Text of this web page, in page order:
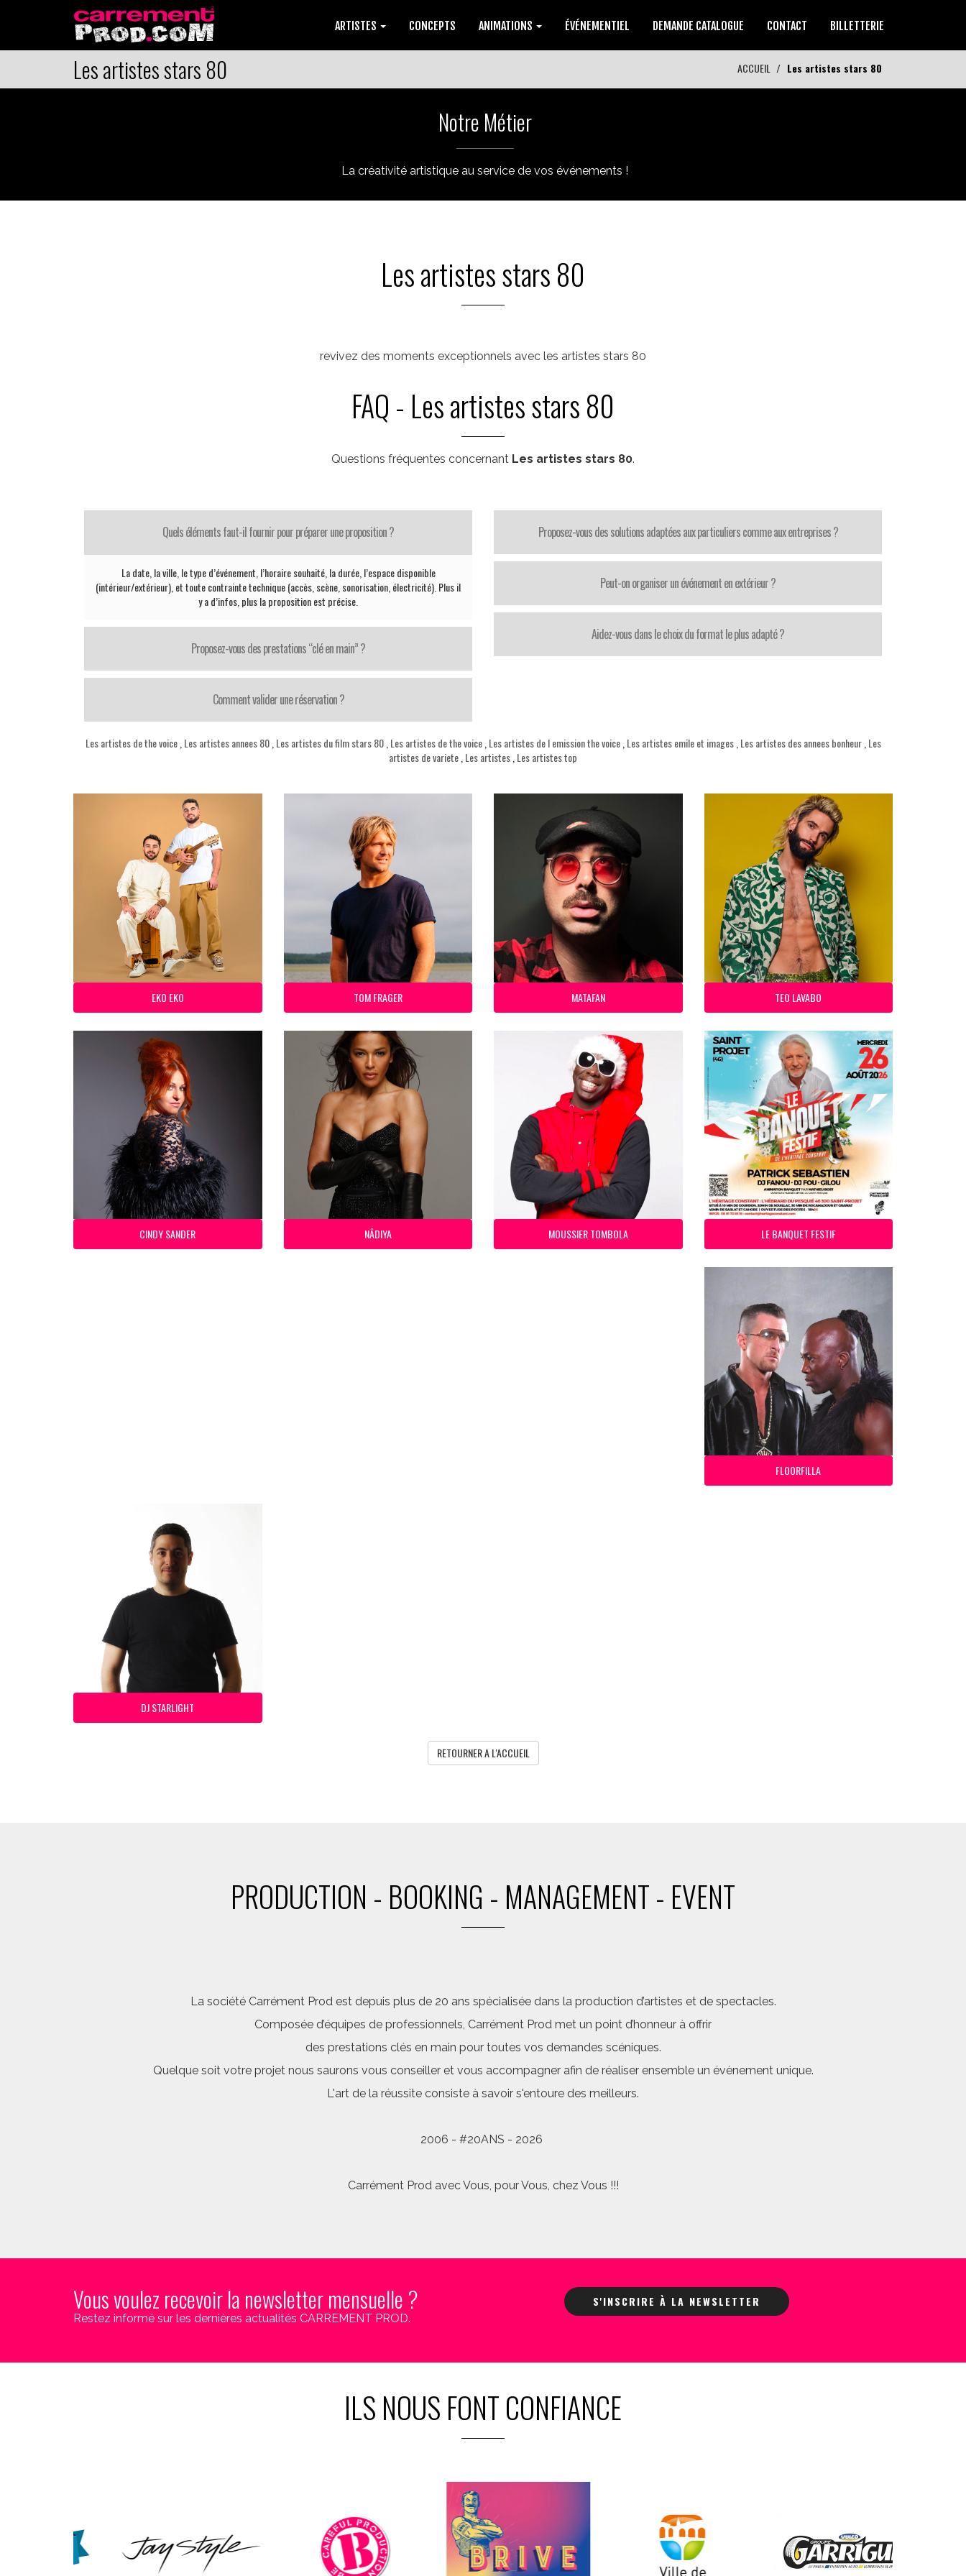
ARTISTES CONCEPTS ANIMATIONS ÉVÉNEMENTIEL DEMANDE CATALOGUE CONTACT BILLETTERIE
Les artistes stars 80 ACCUEIL Les artistes stars 80
Notre Métier
La créativité artistique au service de vos événements !
Les artistes stars 80
revivez des moments exceptionnels avec les artistes stars 80
FAQ - Les artistes stars 80
Questions fréquentes concernant Les artistes stars 80.
Quels éléments faut-il fournir pour préparer une proposition ?
La date, la ville, le type d’événement, l’horaire souhaité, la durée, l’espace disponible
(intérieur/extérieur), et toute contrainte technique (accès, scène, sonorisation, électricité). Plus il
y a d’infos, plus la proposition est précise.
Proposez-vous des prestations “clé en main” ?
Comment valider une réservation ?
Proposez-vous des solutions adaptées aux particuliers comme aux entreprises ?
Peut-on organiser un événement en extérieur ?
Aidez-vous dans le choix du format le plus adapté ?
Les artistes de the voice Les artistes annees 80, Les artistes du film stars 80, Les artistes de the voice, Les artistes de l emission the voice, Les artistes emile et images, Les artistes des annees bonheur, Les
artistes de variete Les artistes Les artistes top
EKO EKO TOM FRAGER MATAFAN TEO LAVABO
CINDY SANDER NÂDIYA MOUSSIER TOMBOLA LE BANQUET FESTIF
FLOORFILLA
DJ STARLIGHT
RETOURNER A L'ACCUEIL
PRODUCTION - BOOKING - MANAGEMENT - EVENT
La société Carrément Prod est depuis plus de 20 ans spécialisée dans la production d’artistes et de spectacles.
Composée d’équipes de professionnels, Carrément Prod met un point d’honneur à offrir
des prestations clés en main pour toutes vos demandes scéniques.
Quelque soit votre projet nous saurons vous conseiller et vous accompagner afin de réaliser ensemble un évènement unique.
L'art de la réussite consiste à savoir s'entoure des meilleurs.
2006 - #20ANS - 2026
Carrément Prod avec Vous, pour Vous, chez Vous !!!
Vous voulez recevoir la newsletter mensuelle ?
Restez informé sur les dernières actualités CARREMENT PROD.
S'INSCRIRE À LA NEWSLETTER
ILS NOUS FONT CONFIANCE